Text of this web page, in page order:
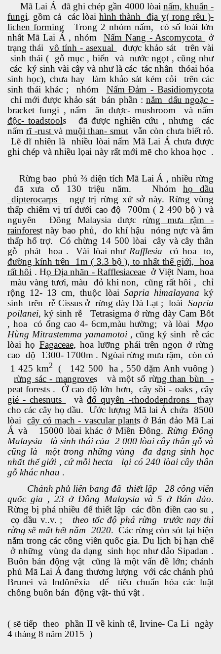
Mã Lai Á đã ghi chép gần 4000 lòai nấm, khuẩn -
fungi. gồm cả các lòai hình thành địa y( rong rêu )-
lichen forming Trong 2 nhóm nấm, có số loài lớn
nhất Mã Lai Á , nhóm Nấm Nang - Ascomycota
ở
trạng tháivô tính - asexual
được khảo sát trên vài
sinh thái ( gỗ mục , biển và nước ngọt , cũng như
các ký sinh vài cây và như là các tác nhân thóai hóa
sinh học), chưa hay làm khảo sát kém cỏi trên các
sinh thái khác ; nhóm Nấm Đảm - Basidiomycota
chỉ mới được khảo sát bán phần : nắm dấu ngoặc -
bracket fungi , nấm ăn được- mushroomvànấm
độc- toadstools đã được nghiên cứu , nhưng các
nấmrĩ -rustvà muội than- smutvẫn còn chưa biết rỏ.
Lẽ dĩ nhiên là nhiều lòai nấm Mã Lai Á chưa được
ghi chép và nhiều lọai này rất mới mẽ cho khoa học .
Rừng bao phủ ⅔ diện tích Mã Lai Á , nhiều rừng
đã xưa cỗ 130 triệu năm. Nhóm họ dầu
dipterocarps
ngự trị rừng xứ sở này. Rừng vùng
thấp chiếm vị trí dưới cao độ 700m ( 2 490 bộ ) và
nguyên Đông Malaysia được rừng mưa rậm -
rainforest này bao phủ, do khí hậu nóng nực và ẩm
thấp hổ trợ. Có chừng 14 500 lòai cây và cây thân
gỗ phát hoa . Vài lòai như Rafflesia có hoa to,
đường kính trên 1m ( 3.3 bộ ), to nhất thế giới, hoa
rất hôi . Họ Địa nhãn - Rafflesiaceaeở Việt Nam, hoa
màu vàng tươi, màu đỏ khi non, cũng rất hôi , chỉ
rộng 12- 13 cm, thuộc lòai Sapria himalayana ký
sinh trên rễ Cissus ở rừng dày Đà Lạt ; loài Sapria
poilanei, ký sinh rễ Tetrasigma ở rừng dày Cam Bốt
, hoa có ống cao 4- 6cm,màu hường; và lòai Mạo
Hùng Mitrastemma yamamotoi , cũng ký sinh rễ các
lòai họ Fagaceae, hoa lưỡng phái trên ngọn ở rừng
cao độ 1300- 1700m . Ngòai rừng mưa rậm, còn có
1 425 km2
( 142 500 ha , 550 dặm Anh vuông )
rừng sác - mangroves và một số rừng than bùn -
peat forests . Ở cao độ lớn hơn,cây sồi - oaks,cây
giẻ - chesnuts
vàđổ quyên -rhododendronsthay
cho các cây họ dầu. Ước lượng Mã lai Á chứa 8500
lòaicây có mạch - vascular plants ở Bán đảo Mã Lai
Á và 15000 lòai khác ở Miền Đông. Rừng Đông
Malaysia là sinh thái của 2 000 lòai cây thân gỗ và
cũng là một trong những vùng đa dạng sinh học
nhất thế giới , cứ mỗi hecta lại có 240 lòai cây thân
gỗ khác nhau .
Chánh phủ liên bang đã thiết lập 28 công viên
quốc gia , 23 ở Đông Malaysia và 5 ở Bán đảo.
Rừng bị phá nhiều để thiết lập các đồn điền cao su ,
cọ dầu v..v. ;
theo tốc độ phá rừng trước nay thì
rừng sẽ mất hết năm 2020. Các rừng còn sót lại hiện
nằm trong các công viên quốc gia. Du lịch bị hạn chế
ở những vùng đa dạng sinh học như đảo Sipadan .
Buôn bán động vật cũng là một vấn đề lớn; chánh
phủ Mã Lai Á đang thương lượng với các chánh phủ
Brunei và Inđônêxia để tiêu chuẩn hóa các luật
chống buôn bán động vật- thú vật .
( sẽ tiếp theo phần II về kinh tế, Irvine- Ca Li
ngày
4 tháng 8 năm 2015 )
nhà kiếng
hóa được không?
- Biên Hòa
hiểm
lửa
dâng cao
trọng